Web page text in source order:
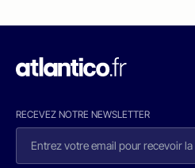
RECEVEZ NOTRE NEWSLETTER